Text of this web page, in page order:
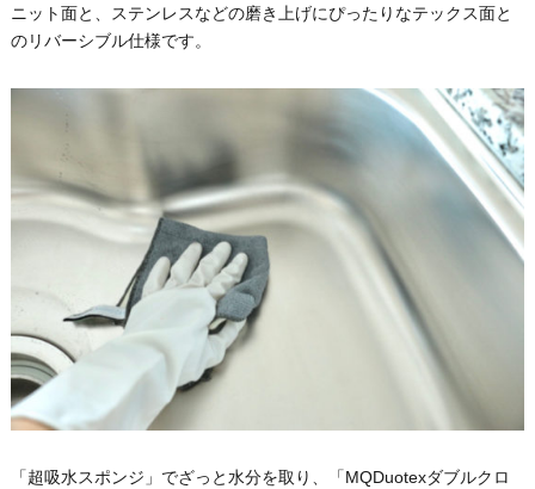
ニット面と、ステンレスなどの磨き上げにぴったりなテックス面と
のリバーシブル仕様です。
「超吸水スポンジ」でざっと水分を取り、「MQDuotexダブルクロ